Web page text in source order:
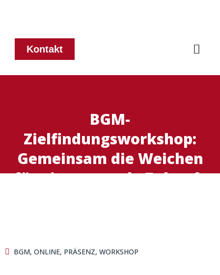
Kontakt
BGM-
Zielfindungsworkshop:
Gemeinsam die Weichen
für eine gesunde Zukunft
BGM, ONLINE, PRÄSENZ, WORKSHOP